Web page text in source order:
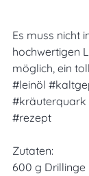
Es muss nicht
hochwertigen
möglich, ein
#leinöl
#kräuterquark
#rezept
Zutaten:
600 g Drillinge